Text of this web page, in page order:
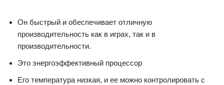
Он быстрый и обеспечивает отличную
производительность как в играх, так и в
производительности.
Это энергоэффективный процессор
Его температура низкая, и ее можно контролировать с